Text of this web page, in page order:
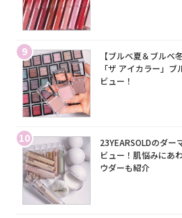
9
【ブルベ夏＆ブルベ
「ザ アイカラー」
ビュー！
10
23YEARSOLDのダ
ビュー！肌悩みにあ
ウダーも紹介